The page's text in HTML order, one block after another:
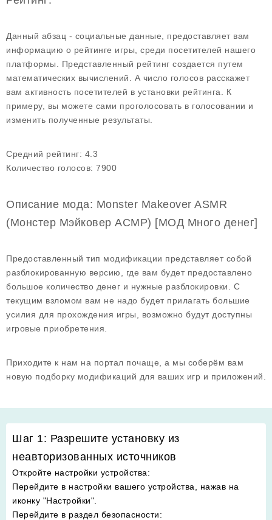
Данный абзац - социальные данные, предоставляет вам
информацию о рейтинге игры, среди посетителей нашего
платформы. Представленный рейтинг создается путем
математических вычислений. А число голосов расскажет
вам активность посетителей в установки рейтинга. К
примеру, вы можете сами проголосовать в голосовании и
изменить полученные результаты.
Средний рейтинг: 4.3
Количество голосов: 7900
Описание мода: Monster Makeover ASMR
(Монстер Мэйковер АСМР) [МОД Много денег]
Предоставленный тип модификации представляет собой
разблокированную версию, где вам будет предоставлено
большое количество денег и нужные разблокировки. С
текущим взломом вам не надо будет прилагать большие
усилия для прохождения игры, возможно будут доступны
игровые приобретения.
Приходите к нам на портал почаще, а мы соберём вам
новую подборку модификаций для ваших игр и приложений.
Шаг 1: Разрешите установку из
неавторизованных источников
Откройте настройки устройства:
Перейдите в настройки вашего устройства, нажав на
иконку "Настройки".
Перейдите в раздел безопасности: